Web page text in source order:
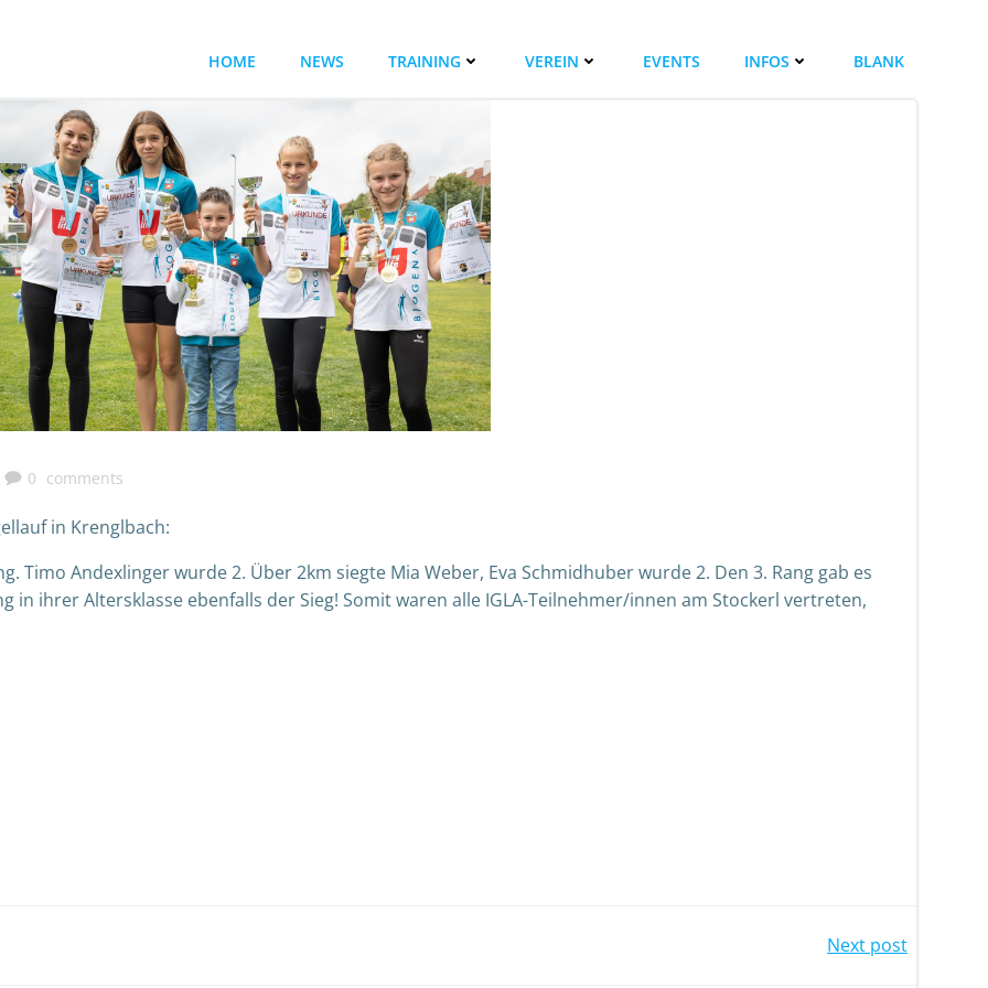
HOME NEWS TRAINING VEREIN EVENTS INFOS BLANK
0 comments
in Krenglbach:
Timo Andexlinger wurde 2. Über 2km siegte Mia Weber, Eva Schmidhuber wurde 2. Den 3. Rang gab es
in ihrer Altersklasse ebenfalls der Sieg! Somit waren alle IGLA-Teilnehmer/innen am Stockerl vertreten,
Next post